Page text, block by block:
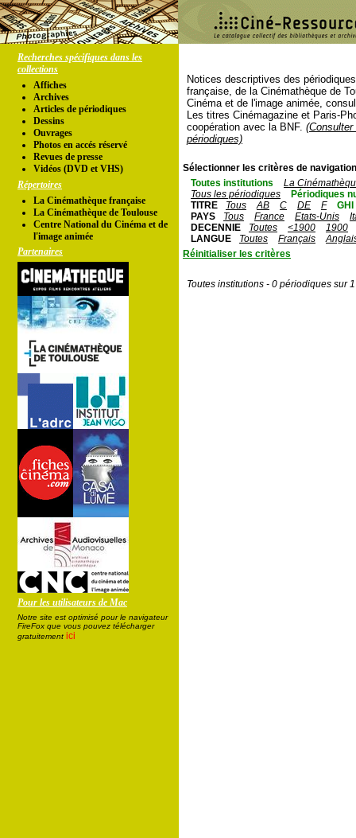
Recherches spécifiques dans les
collections
Affiches
Archives
Articles de périodiques
Dessins
Ouvrages
Photos en accés réservé
Revues de presse
Vidéos (DVD et VHS)
Répertoires
La Cinémathèque française
La Cinémathèque de Toulouse
Centre National du Cinéma et de
l'image animée
Partenaires
Pour les utilisateurs de Mac
Notre site est optimisé pour le navigateur
FireFox que vous pouvez télécharger
gratuitement ici
Notices descriptives des
française, de la Cinémathèque de
Cinéma et de l'image animée,
Les titres Cinémagazine et Paris-
coopération avec la BNF.
périodiques)
Sélectionner les critères de
Toutes institutions
La
Tous les périodiques
Périodiques
TITRE
Tous AB C DE F
GHI
PAYS
Tous France Etats-Unis
DECENNIE
Toutes <1900
1900
LANGUE
Toutes Français
Réinitialiser les critères
Toutes institutions - 0 périodiques sur